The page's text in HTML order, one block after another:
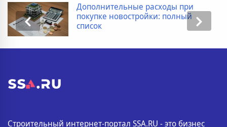
Дополнительные расходы при
покупке новостройки: полный
список
Строительный интернет-портал SSA.RU - это бизнес